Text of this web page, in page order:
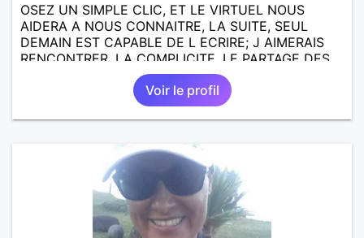
OSEZ UN SIMPLE CLIC, ET LE VIRTUEL NOUS
AIDERA A NOUS CONNAITRE, LA SUITE, SEUL
DEMAIN EST CAPABLE DE L ECRIRE; J AIMERAIS
RENCONTRER, LA COMPLICITE, LE PARTAGE DES
BELLES CHOSES DE LA VIE : BALADES, VOYAGES
EN FRANCE OU AILLEURS. ETRE A L ECOUTE DE L
AUTRE, ET LA VIE SERA PLUS BELLE
ENCORE.....................
Voir le profil